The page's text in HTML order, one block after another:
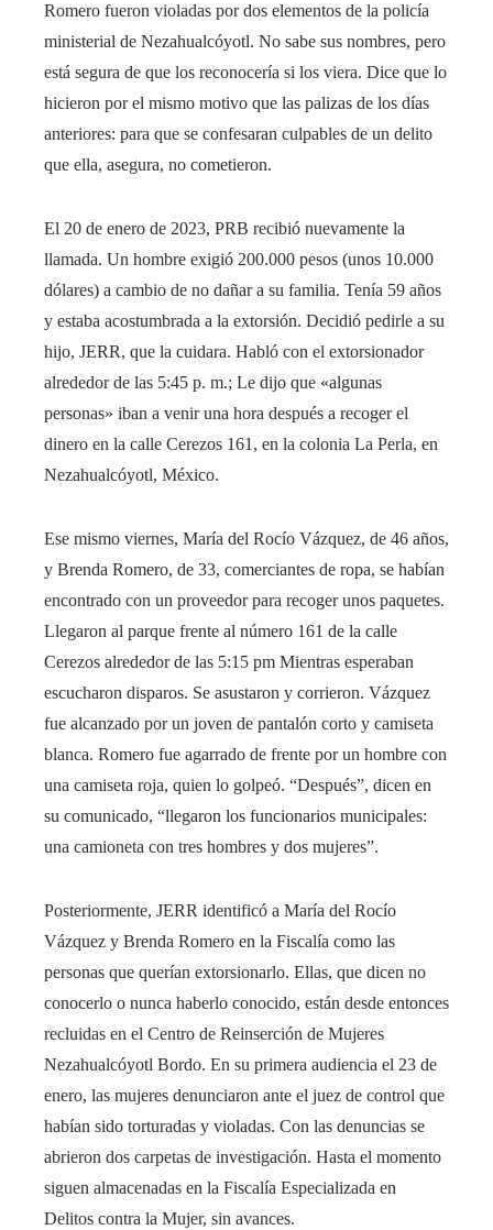
Romero fueron violadas por dos elementos de la policía
ministerial de Nezahualcóyotl. No sabe sus nombres, pero
está segura de que los reconocería si los viera. Dice que lo
hicieron por el mismo motivo que las palizas de los días
anteriores: para que se confesaran culpables de un delito
que ella, asegura, no cometieron.
El 20 de enero de 2023, PRB recibió nuevamente la
llamada. Un hombre exigió 200.000 pesos (unos 10.000
dólares) a cambio de no dañar a su familia. Tenía 59 años
y estaba acostumbrada a la extorsión. Decidió pedirle a su
hijo, JERR, que la cuidara. Habló con el extorsionador
alrededor de las 5:45 p. m.; Le dijo que «algunas
personas» iban a venir una hora después a recoger el
dinero en la calle Cerezos 161, en la colonia La Perla, en
Nezahualcóyotl, México.
Ese mismo viernes, María del Rocío Vázquez, de 46 años,
y Brenda Romero, de 33, comerciantes de ropa, se habían
encontrado con un proveedor para recoger unos paquetes.
Llegaron al parque frente al número 161 de la calle
Cerezos alrededor de las 5:15 pm Mientras esperaban
escucharon disparos. Se asustaron y corrieron. Vázquez
fue alcanzado por un joven de pantalón corto y camiseta
blanca. Romero fue agarrado de frente por un hombre con
una camiseta roja, quien lo golpeó. “Después”, dicen en
su comunicado, “llegaron los funcionarios municipales:
una camioneta con tres hombres y dos mujeres”.
Posteriormente, JERR identificó a María del Rocío
Vázquez y Brenda Romero en la Fiscalía como las
personas que querían extorsionarlo. Ellas, que dicen no
conocerlo o nunca haberlo conocido, están desde entonces
recluidas en el Centro de Reinserción de Mujeres
Nezahualcóyotl Bordo. En su primera audiencia el 23 de
enero, las mujeres denunciaron ante el juez de control que
habían sido torturadas y violadas. Con las denuncias se
abrieron dos carpetas de investigación. Hasta el momento
siguen almacenadas en la Fiscalía Especializada en
Delitos contra la Mujer, sin avances.